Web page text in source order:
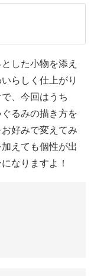
01:24
02:31
11:52
15:27
18:19
した小物を添え
らしく仕上がり
、今回はうち
るみの描き方を
好みで変えてみ
えても個性が出
なりますよ！